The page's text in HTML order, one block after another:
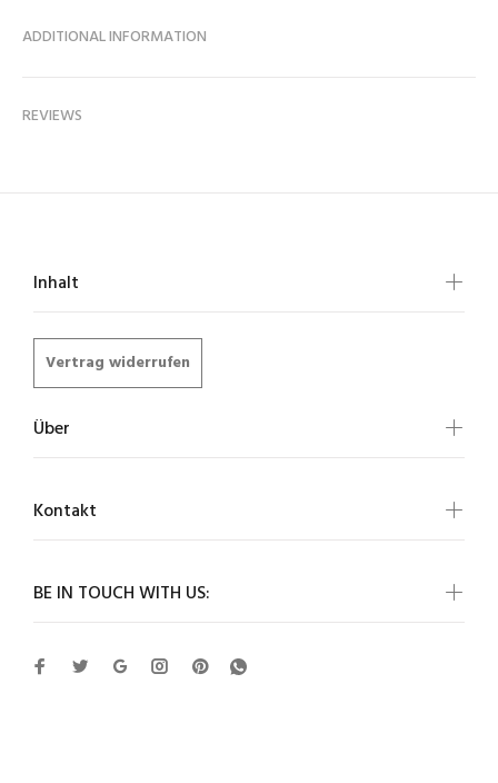
ADDITIONAL INFORMATION
REVIEWS
BE IN TOUCH WITH US:
Inhalt
Vertrag widerrufen
Über
Kontakt